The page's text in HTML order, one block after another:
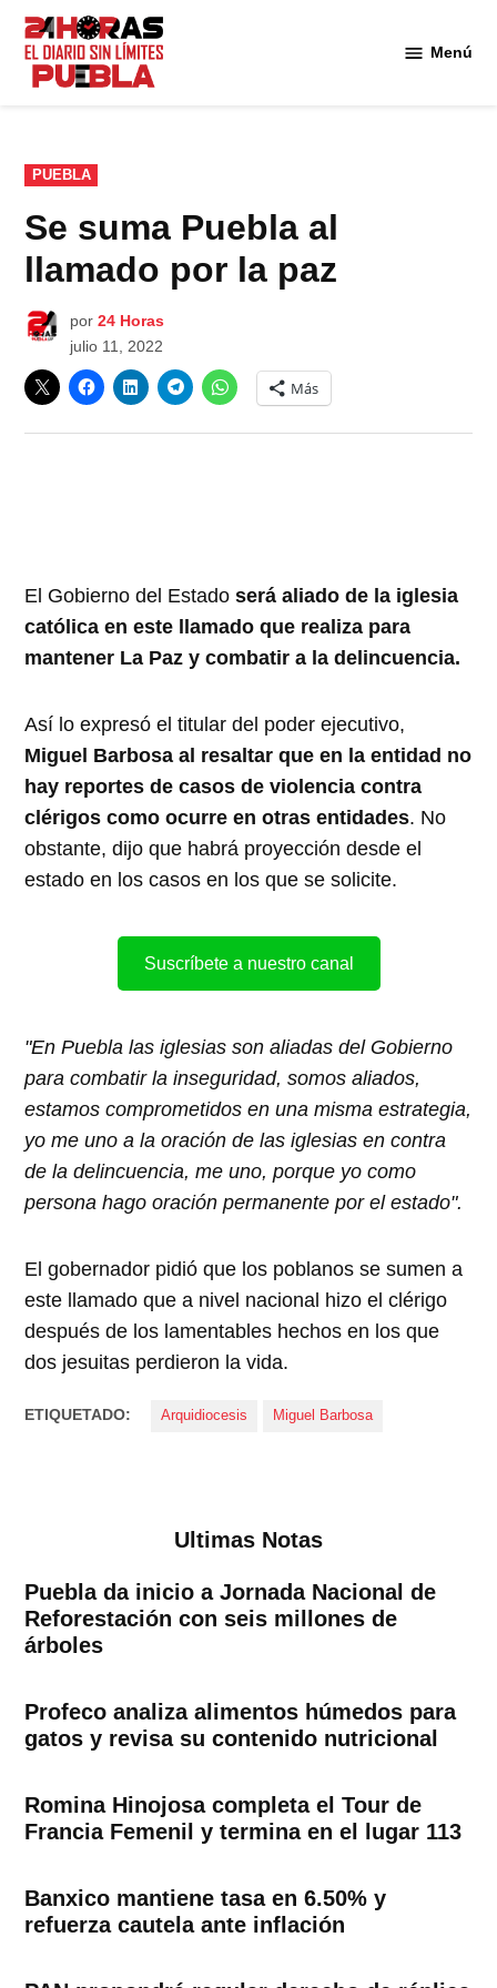
Saltar
contenido
Menú
PUBLICADO
EN
PUEBLA
Se suma Puebla al
llamado por la paz
por 24 Horas
julio 11, 2022
Más
El Gobierno del Estado será aliado de la iglesia
católica en este llamado que realiza para
mantener La Paz y combatir a la delincuencia.
Así lo expresó el titular del poder ejecutivo,
Miguel Barbosa al resaltar que en la entidad no
hay reportes de casos de violencia contra
clérigos como ocurre en otras entidades. No
obstante, dijo que habrá proyección desde el
estado en los casos en los que se solicite.
Suscríbete a nuestro canal
"En Puebla las iglesias son aliadas del Gobierno
para combatir la inseguridad, somos aliados,
estamos comprometidos en una misma estrategia,
yo me uno a la oración de las iglesias en contra
de la delincuencia, me uno, porque yo como
persona hago oración permanente por el estado".
El gobernador pidió que los poblanos se sumen a
este llamado que a nivel nacional hizo el clérigo
después de los lamentables hechos en los que
dos jesuitas perdieron la vida.
ETIQUETADO: Arquidiocesis Miguel Barbosa
Ultimas Notas
Puebla da inicio a Jornada Nacional de
Reforestación con seis millones de
árboles
Profeco analiza alimentos húmedos para
gatos y revisa su contenido nutricional
Romina Hinojosa completa el Tour de
Francia Femenil y termina en el lugar 113
Banxico mantiene tasa en 6.50% y
refuerza cautela ante inflación